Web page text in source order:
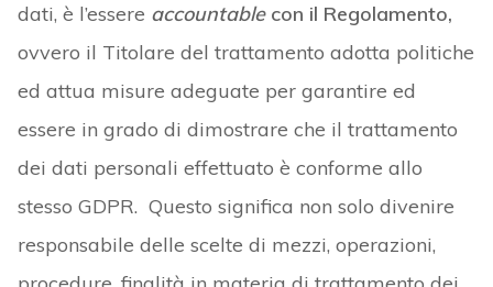
dati, è l’essere accountablecon il Regolamento,
ovvero il Titolare del trattamento adotta politiche
ed attua misure adeguate per garantire ed
essere in grado di dimostrare che il trattamento
dei dati personali effettuato è conforme allo
stesso GDPR. Questo significa non solo divenire
responsabile delle scelte di mezzi, operazioni,